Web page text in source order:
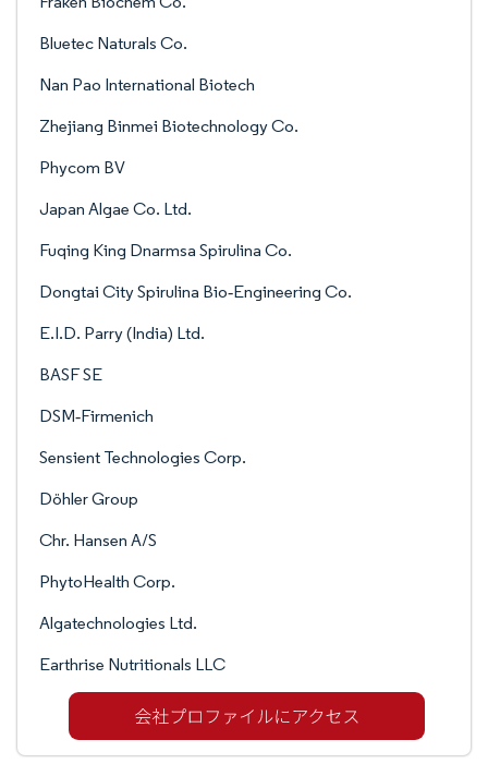
Bluetec Naturals Co.
Nan Pao International Biotech
Zhejiang Binmei Biotechnology Co.
Phycom BV
Japan Algae Co. Ltd.
Fuqing King Dnarmsa Spirulina Co.
Dongtai City Spirulina Bio‑Engineering Co.
E.I.D. Parry (India) Ltd.
BASF SE
DSM‑Firmenich
Sensient Technologies Corp.
Döhler Group
Chr. Hansen A/S
PhytoHealth Corp.
Algatechnologies Ltd.
Earthrise Nutritionals LLC